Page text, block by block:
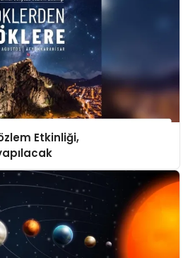
Etkinliği,